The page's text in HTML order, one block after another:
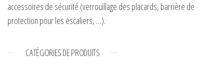
accessoires de sécurité (verrouillage des placards, barrière de
protection pour les escaliers, …).
CATÉGORIES DE PRODUITS